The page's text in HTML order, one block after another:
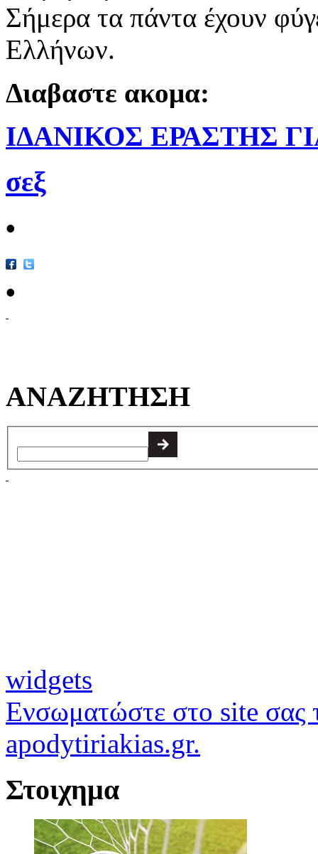
Σήμερα τα πάντα έχουν
Ελλήνων.
Διαβαστε ακομα:
ΙΔΑΝΙΚΟΣ ΕΡΑΣΤΗΣ
σεξ
•
•
ΑΝΑΖΗΤΗΣΗ
widgets
Ενσωματώστε στο site σας
apodytiriakias.gr.
Στοιχημα